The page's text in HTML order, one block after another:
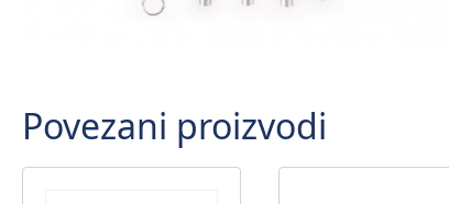
Povezani proizvodi